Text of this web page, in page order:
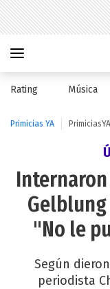
Rating Música
Primicias YA PrimiciasYA
Internaron
"No le
Según
periodista